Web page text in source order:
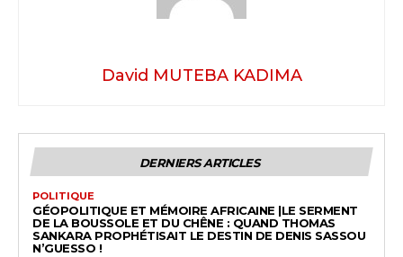
David MUTEBA KADIMA
DERNIERS ARTICLES
POLITIQUE
GÉOPOLITIQUE ET MÉMOIRE AFRICAINE |LE SERMENT
DE LA BOUSSOLE ET DU CHÊNE : QUAND THOMAS
SANKARA PROPHÉTISAIT LE DESTIN DE DENIS SASSOU
N’GUESSO !